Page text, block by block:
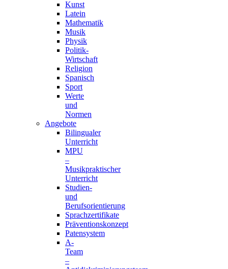
Kunst
Latein
Mathematik
Musik
Physik
Politik-
Wirtschaft
Religion
Spanisch
Sport
Werte
und
Normen
Angebote
Bilingualer
Unterricht
MPU
–
Musikpraktischer
Unterricht
Studien-
und
Berufsorientierung
Sprachzertifikate
Präventionskonzept
Patensystem
A-
Team
–